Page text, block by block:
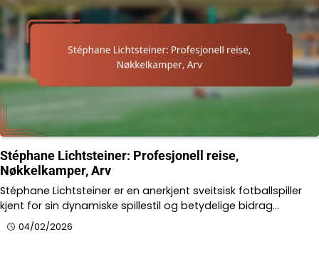
Stéphane Lichtsteiner: Profesjonell reise,
Nøkkelkamper, Arv
Stéphane Lichtsteiner er en anerkjent sveitsisk fotballspiller
kjent for sin dynamiske spillestil og betydelige bidrag…
04/02/2026